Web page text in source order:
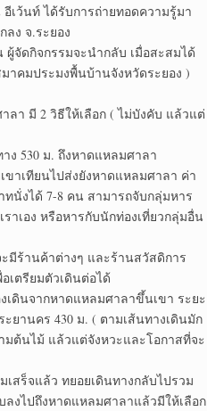
เว้นท์ ได้รับการถ่ายทอดความรู้มา
ง จ.ระยอง
จัดกิจกรรมจะนำกลับ เมื่อสะสมได้
าคมประมงพื้นบ้านจังหวัดระยอง )
ลา มี 2 วิธีให้เลือก ( ไม่บังคับ แล้วแต่
ง 530 ม. ถึงหาดแหลมศาลา
ขาเทียนไปส่งยังหาดแหลมศาลา ค่า
ทนั่งได้ 7-8 คน สามารถจับกลุ่มหาร
าเอง หรือหารกับนักท่องเที่ยวกลุ่มอื่น
มีร้านค้าต่างๆ และร้านสวัสดิการ
เตรียมตัวเดินต่อได้
เดินจากหาดแหลมศาลาขึ้นเขา ระยะ
ยานคร 430 ม. ( ตามเส้นทางเดินมัก
ต้นไม้ แล้วแต่จังหวะและโอกาสที่จะ
เสร็จแล้ว ทยอยเดินทางกลับไปรวม
ลงไปถึงหาดแหลมศาลาแล้วมีให้เลือก